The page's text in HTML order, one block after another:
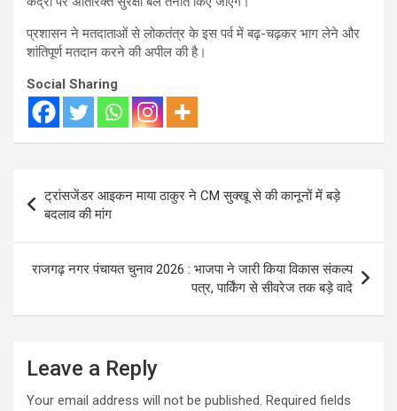
प्रशासन ने मतदाताओं से लोकतंत्र के इस पर्व में बढ़-चढ़कर भाग लेने और
शांतिपूर्ण मतदान करने की अपील की है।
Social Sharing
navigation
ट्रांसजेंडर आइकन माया ठाकुर ने CM सुक्खू से की कानूनों में बड़े
बदलाव की मांग
राजगढ़ नगर पंचायत चुनाव 2026 : भाजपा ने जारी किया विकास संकल्प
पत्र, पार्किंग से सीवरेज तक बड़े वादे
Leave a Reply
Your email address will not be published. Required fields